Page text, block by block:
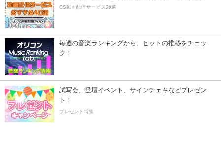
CS動画配信サービス20選
毎週の音楽ランキングから、ヒットの推移をチェッ
ク！
試写会、登壇イベント、サインチェキなどプレゼン
ト！
プレゼント特集